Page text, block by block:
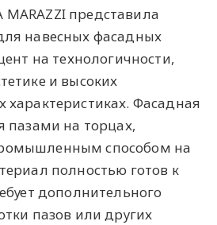
MARAZZI представила
навесных фасадных
на технологичности,
и высоких
характеристиках. Фасадная
пазами на торцах,
способом на
полностью готов к
дополнительного
пазов или других